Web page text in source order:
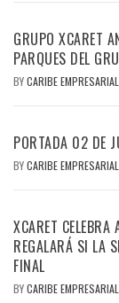
GRUPO XCARET
PARQUES DEL
BYCARIBE EMPRESARIAL
PORTADA 02 DE
BYCARIBE EMPRESARIAL
XCARET
REGALARÁ SI LA
FINAL
BYCARIBE EMPRESARIAL